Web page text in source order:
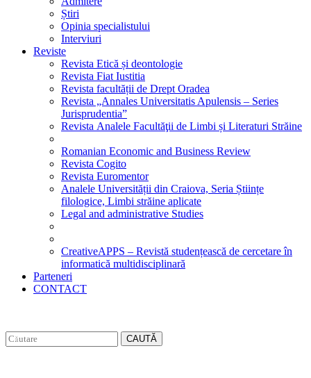
Știri
Opinia specialistului
Interviuri
Reviste
Revista Etică și deontologie
Revista Fiat Iustitia
Revista facultății de Drept Oradea
Revista „Annales Universitatis Apulensis – Series
Jurisprudentia”
Revista Analele Facultăţii de Limbi și Literaturi Străine
Romanian Economic and Business Review
Revista Cogito
Revista Euromentor
Analele Universității din Craiova, Seria Științe
filologice, Limbi străine aplicate
Legal and administrative Studies
CreativeAPPS – Revistă studențească de cercetare în
informatică multidisciplinară
Parteneri
CONTACT
CAUTĂ